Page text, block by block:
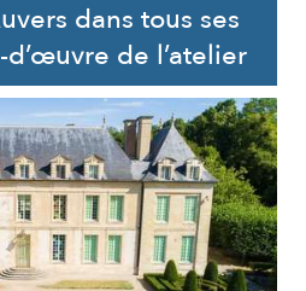
dans tous ses
de l’atelier